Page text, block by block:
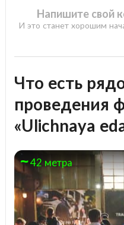
Напишите свой
И это станет хорошим
Что есть
проведения
«Ulichnaya
42 метра